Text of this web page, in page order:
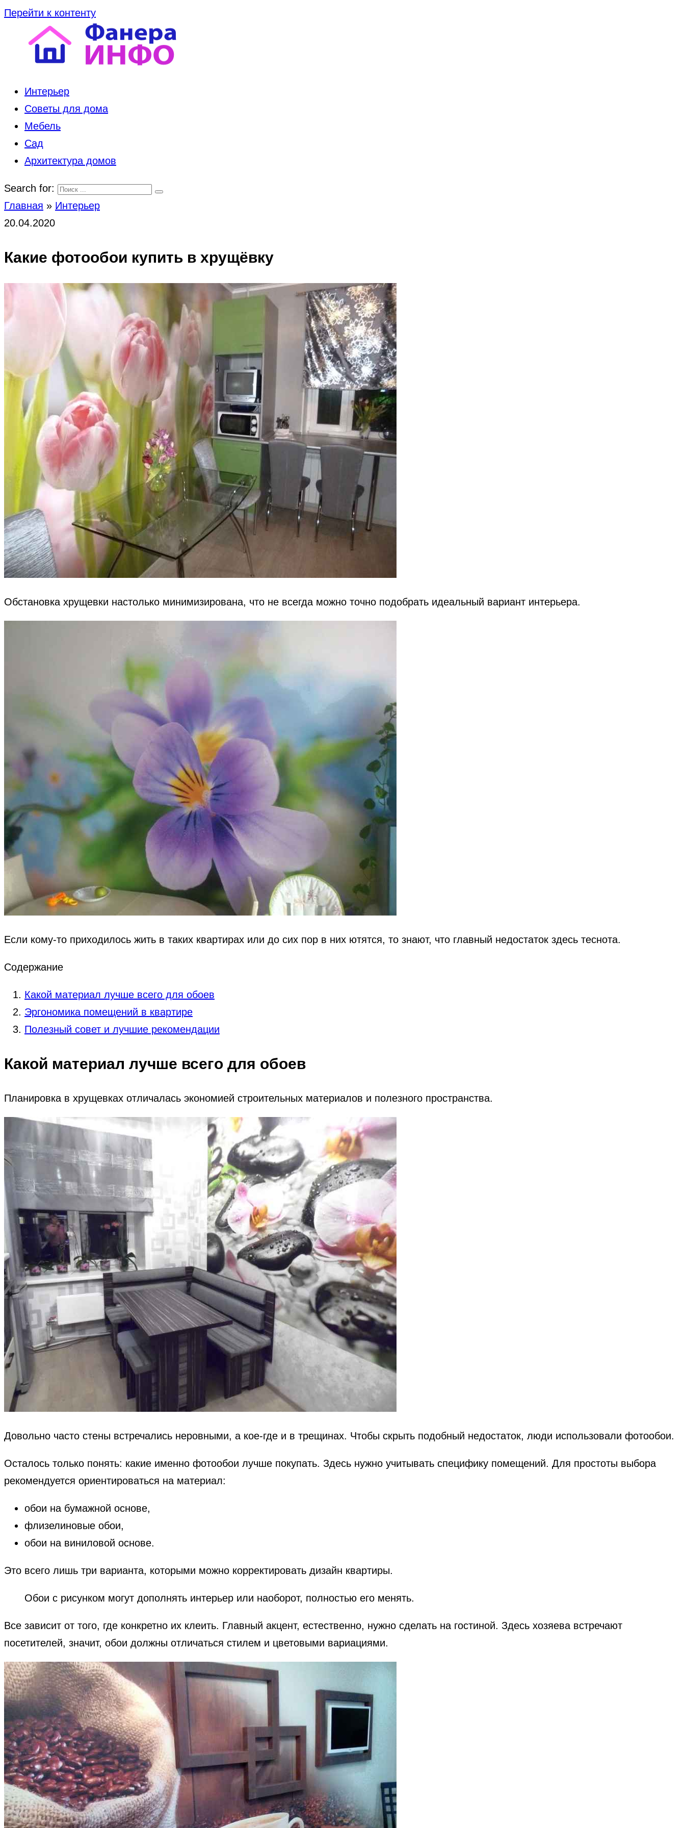
Перейти к контенту
Интерьер
Советы для дома
Мебель
Сад
Архитектура домов
Search for:
Главная » Интерьер
20.04.2020
Какие фотообои купить в хрущёвку
Обстановка хрущевки настолько минимизирована, что не всегда можно точно подобрать идеальный вариант интерьера.
Если кому-то приходилось жить в таких квартирах или до сих пор в них ютятся, то знают, что главный недостаток здесь теснота.
Содержание
Какой материал лучше всего для обоев
Эргономика помещений в квартире
Полезный совет и лучшие рекомендации
Какой материал лучше всего для обоев
Планировка в хрущевках отличалась экономией строительных материалов и полезного пространства.
Довольно часто стены встречались неровными, а кое-где и в трещинах. Чтобы скрыть подобный недостаток, люди использовали фотообои.
Осталось только понять: какие именно фотообои лучше покупать. Здесь нужно учитывать специфику помещений. Для простоты выбора
рекомендуется ориентироваться на материал:
обои на бумажной основе,
флизелиновые обои,
обои на виниловой основе.
Это всего лишь три варианта, которыми можно корректировать дизайн квартиры.
Обои с рисунком могут дополнять интерьер или наоборот, полностью его менять.
Все зависит от того, где конкретно их клеить. Главный акцент, естественно, нужно сделать на гостиной. Здесь хозяева встречают
посетителей, значит, обои должны отличаться стилем и цветовыми вариациями.